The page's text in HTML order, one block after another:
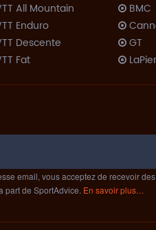
All Mountain
Enduro
Descente
Fat
Cross
Polyvalent
BMC
GT
Trek
email, vous acceptez de recevoir
part de SportAdvice. En savoir plus…